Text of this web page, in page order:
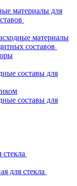
материалы для
материалы
составов
составы для
составы для
для стекла